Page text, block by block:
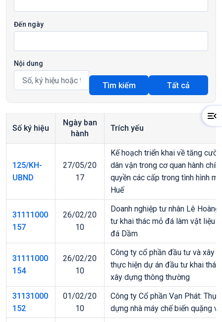
Đến ngày
Nội dung
Tìm kiếm Tất cả
Số ký hiệu
Ngày ban
hành
Trích yếu
125/KH-
UBND
27/05/20
17
Kế hoạch triển khai về tăng
dân vận trong cơ quan hành
quyền các cấp trong tình hình
Huế
31111000
157
26/02/20
10
Doanh nghiệp tư nhân Lê
tư khai thác mỏ đá làm vật liệu
đá Dầm
31111000
154
26/02/20
10
Công ty cổ phần đầu tư và xây
thực hiện dự án đầu tư khai
xây dựng thông thường
31131000
152
01/02/20
10
Công ty Cổ phần Vạn Phát:
dựng nhà máy chế biến quặng